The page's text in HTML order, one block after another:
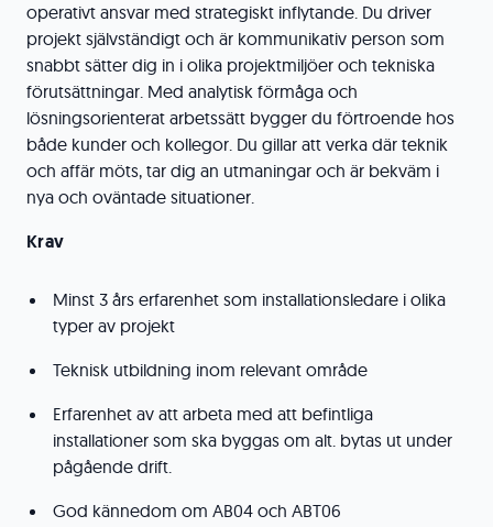
operativt ansvar med strategiskt inflytande. Du driver
projekt självständigt och är kommunikativ person som
snabbt sätter dig in i olika projektmiljöer och tekniska
förutsättningar. Med analytisk förmåga och
lösningsorienterat arbetssätt bygger du förtroende hos
både kunder och kollegor. Du gillar att verka där teknik
och affär möts, tar dig an utmaningar och är bekväm i
nya och oväntade situationer.
Krav
Minst 3 års erfarenhet som installationsledare i olika
typer av projekt
Teknisk utbildning inom relevant område
Erfarenhet av att arbeta med att befintliga
installationer som ska byggas om alt. bytas ut under
pågående drift.
God kännedom om AB04 och ABT06